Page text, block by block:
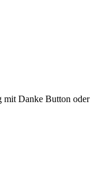
mit Danke Button oder